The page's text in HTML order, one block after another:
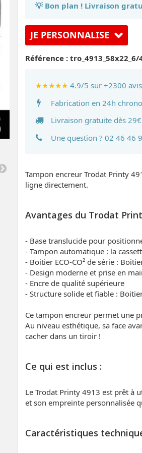
💡 Bon plan ! Livraison
JE PERSONNALISE
Référence : tro_4913_58x22_6/
★★★★★ 4.9/5 sur +2300
Fabrication en 24h chrono
Livraison gratuite dès
Une question ? 02 46 46
Tampon encreur Trodat Printy
ligne directement.
Avantages du Trodat
- Base translucide pour
- Tampon automatique : la
- Boitier ECO-CO² de série :
- Design moderne et prise en
- Encre de qualité supérieure
- Structure solide et fiable :
Ce tampon encreur permet une
Au niveau esthétique, sa face
cacher dans un tiroir !
Ce qui est inclus :
Le Trodat Printy 4913 est prêt à
et son empreinte personnalisée
Caractéristiques